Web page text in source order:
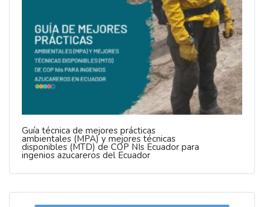
Guía técnica de mejores prácticas
ambientales (MPA) y mejores técnicas
disponibles (MTD) de COP NIs Ecuador para
ingenios azucareros del Ecuador